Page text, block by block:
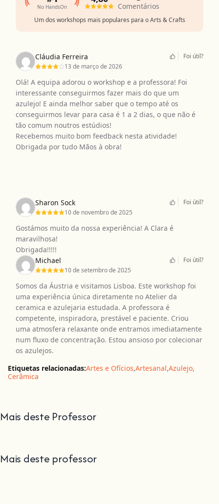
No HandsOn
Um dos workshops mais populares para o Arts & Crafts
Comentários
Cláudia Ferreira
13 de março de 2026
Foi útil?
Olá! A equipa adorou o workshop e a professora! Foi
interessante conseguirmos fazer mais do que um
azulejo! E ainda melhor saber que o tempo até os
conseguirmos levar para casa é 1 a 2 dias, o que não é
tão comum noutros estúdios!
Recebemos muito bom feedback nesta atividade!
Obrigada por tudo Mãos à obra!
Sharon Sock
10 de novembro de 2025
Foi útil?
Gostámos muito da nossa experiência! A Clara é
maravilhosa!
Obrigada!!!!!
Michael
10 de setembro de 2025
Foi útil?
Somos da Áustria e visitamos Lisboa. Este workshop foi
uma experiência única diretamente no Atelier da
ceramica e azulejaria estudada. A professora é
competente, inspiradora, prestável e paciente. Criou
uma atmosfera relaxante onde entramos imediatamente
num fluxo de concentração. Estou ansioso por colecionar
os azulejos.
Etiquetas relacionadas:Artes e Ofícios,Artesanal,Azulejo,
Cerâmica
Mais deste Professor
Mais deste professor